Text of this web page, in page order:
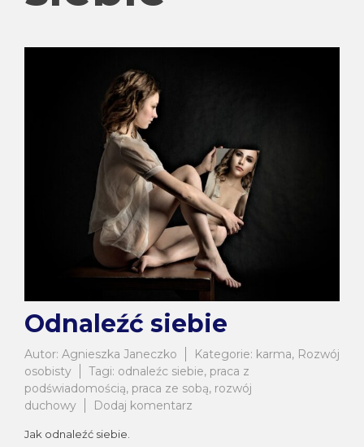
Odnaleźć siebie
Autor: Agnieszka Janeczko Kategorie: karma, Rozwój
osobisty
Tagi: odnaleźc siebie, praca z
podświadomością, praca ze sobą, rozwój
duchowy
Dodaj komentarz
Jak odnaleźć siebie.